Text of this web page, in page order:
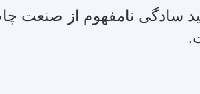
سادگی نامفهوم از صنعت